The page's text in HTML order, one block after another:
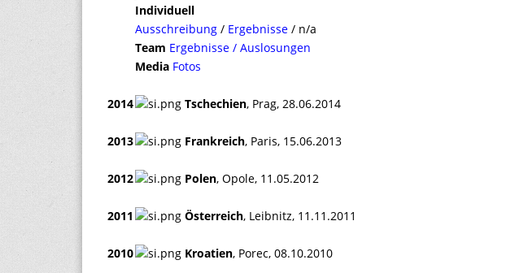
Individuell
Ausschreibung/ Ergebnisse/ n/a
Team Ergebnisse / Auslosungen
Media Fotos
2014 Tschechien, Prag, 28.06.2014
2013 Frankreich, Paris, 15.06.2013
2012 Polen, Opole, 11.05.2012
2011 Österreich, Leibnitz, 11.11.2011
2010 Kroatien, Porec, 08.10.2010